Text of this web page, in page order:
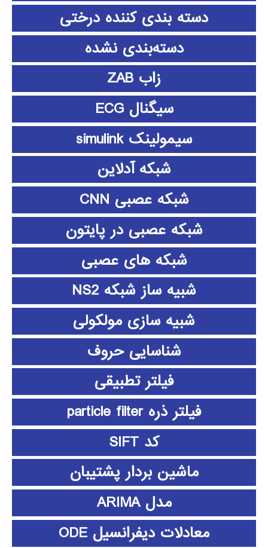
دسته بندی کننده درختی
دسته‌بندی نشده
زاب ZAB
سیگنال ECG
سیمولینک simulink
شبکه آدلاین
شبکه عصبی CNN
شبکه عصبی در پایتون
شبکه های عصبی
شبیه ساز شبکه NS2
شبیه سازی مولکولی
شناسایی حروف
فیلتر تطبیقی
فیلتر ذره particle filter
کد SIFT
ماشین بردار پشتیبان
مدل ARIMA
معادلات دیفرانسیل ODE